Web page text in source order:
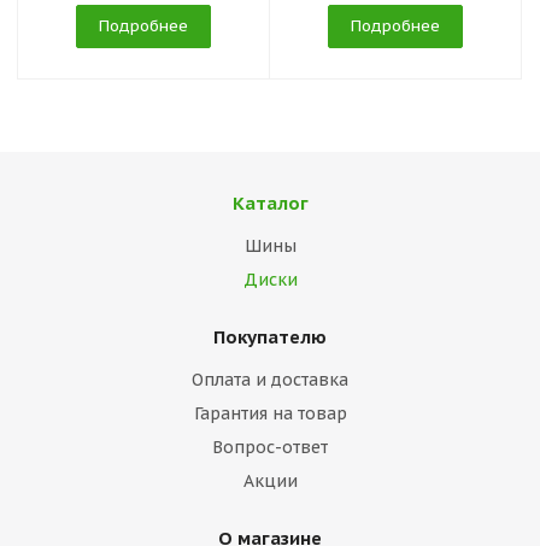
Подробнее Подробнее
Каталог
Шины
Диски
Покупателю
Оплата и доставка
Гарантия на товар
Вопрос-ответ
Акции
О магазине